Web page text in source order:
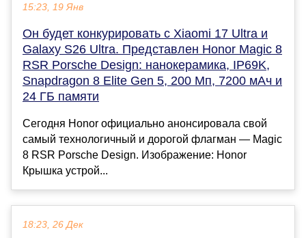
15:23, 19 Янв
Он будет конкурировать с Xiaomi 17 Ultra и
Galaxy S26 Ultra. Представлен Honor Magic 8
RSR Porsche Design: нанокерамика, IP69K,
Snapdragon 8 Elite Gen 5, 200 Мп, 7200 мАч и
24 ГБ памяти
Сегодня Honor официально анонсировала свой
самый технологичный и дорогой флагман — Magic
8 RSR Porsche Design. Изображение: Honor
Крышка устрой...
18:23, 26 Дек